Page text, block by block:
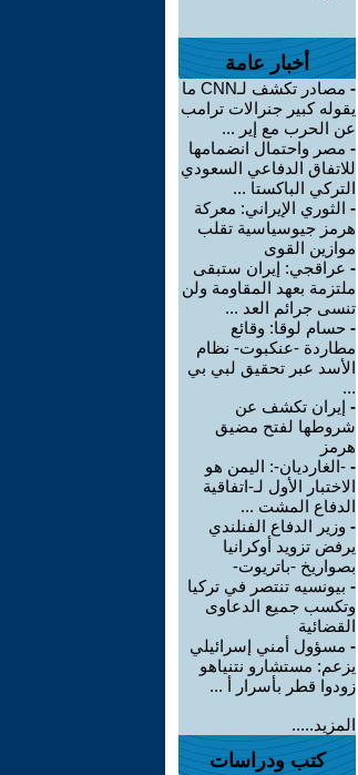
أخبار عامة
-
مصادر تكشف لـCNN ما
يقوله كبير جنرالات ترامب
عن الحرب مع إير ...
- مصر واحتمال انضمامها
للاتفاق الدفاعي السعودي
التركي الباكستا ...
- الثوري الإيراني: معركة
هرمز جيوسياسية تقلب
موازين القوى
- عراقجي: إيران ستبقى
ملتزمة بعهد المقاومة ولن
تنسى جرائم العد ...
- حسام لوقا: وقائع
مطاردة -عنكبوت- نظام
الأسد عبر تحقيق لبي بي
...
- إيران تكشف عن
شروطها لفتح مضيق
هرمز
- -الغارديان-: اليمن هو
الاختبار الأول لـ-اتفاقية
الدفاع المشت ...
- وزير الدفاع الفنلندي
يرفض تزويد أوكرانيا
بصواريخ -باتريوت-
- بيونسيه تنتصر في تركيا
وتكسب جميع الدعاوى
القضائية
- مسؤول أمني إسرائيلي
يزعم: مستشارو نتنياهو
زودوا قطر بأسرار أ ...
المزيد.....
كتب ودراسات